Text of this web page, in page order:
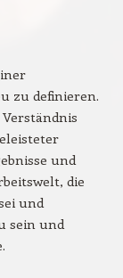
zu definieren.
und
die
und
sein und